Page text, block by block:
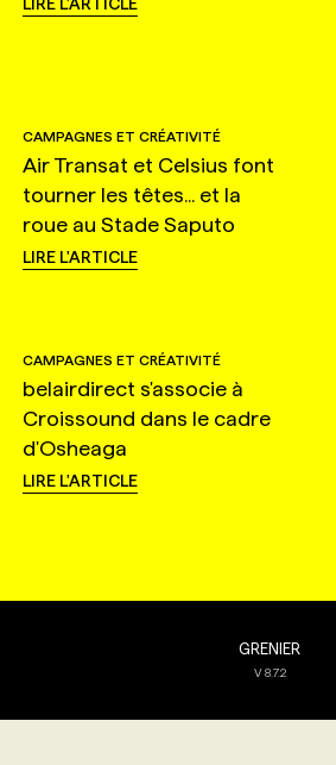
CAMPAGNES ET CRÉATIVITÉ
Air Transat et Celsius font
tourner les têtes... et la
roue au Stade Saputo
LIRE L'ARTICLE
CAMPAGNES ET CRÉATIVITÉ
belairdirect s'associe à
Croissound dans le cadre
d'Osheaga
LIRE L'ARTICLE
GRENIER
V8.7.2